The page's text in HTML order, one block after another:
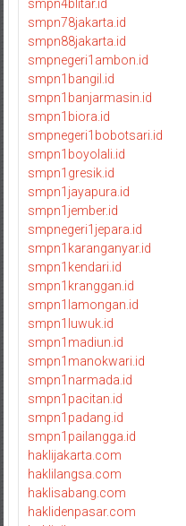
smpn4blitar.id
smpn78jakarta.id
smpn88jakarta.id
smpnegeri1ambon.id
smpn1bangil.id
smpn1banjarmasin.id
smpn1biora.id
smpnegeri1bobotsari.id
smpn1boyolali.id
smpn1gresik.id
smpn1jayapura.id
smpn1jember.id
smpnegeri1jepara.id
smpn1karanganyar.id
smpn1kendari.id
smpn1kranggan.id
smpn1lamongan.id
smpn1luwuk.id
smpn1madiun.id
smpn1manokwari.id
smpn1narmada.id
smpn1pacitan.id
smpn1padang.id
smpn1pailangga.id
haklijakarta.com
haklilangsa.com
haklisabang.com
haklidenpasar.com